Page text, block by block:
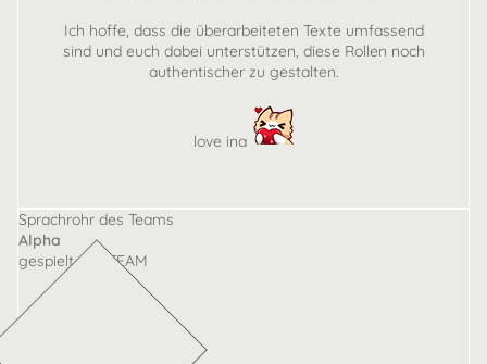
Ich hoffe, dass die überarbeiteten Texte umfassend
sind und euch dabei unterstützen, diese Rollen noch
authentischer zu gestalten.
love ina
Sprachrohr des Teams
Alpha
gespielt von TEAM